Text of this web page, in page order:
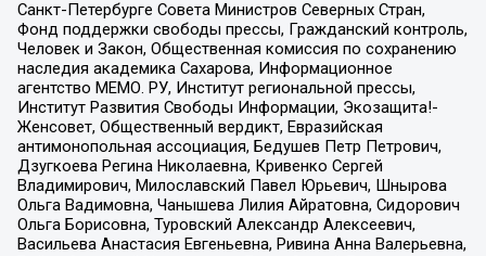
Санкт-Петербурге Совета Министров Северных Стран,
Фонд поддержки свободы прессы, Гражданский контроль,
Человек и Закон, Общественная комиссия по сохранению
наследия академика Сахарова, Информационное
агентство МЕМО. РУ, Институт региональной прессы,
Институт Развития Свободы Информации, Экозащита!-
Женсовет, Общественный вердикт, Евразийская
антимонопольная ассоциация, Бедушев Петр Петрович,
Дзугкоева Регина Николаевна, Кривенко Сергей
Владимирович, Милославский Павел Юрьевич, Шнырова
Ольга Вадимовна, Чанышева Лилия Айратовна, Сидорович
Ольга Борисовна, Туровский Александр Алексеевич,
Васильева Анастасия Евгеньевна, Ривина Анна Валерьевна,